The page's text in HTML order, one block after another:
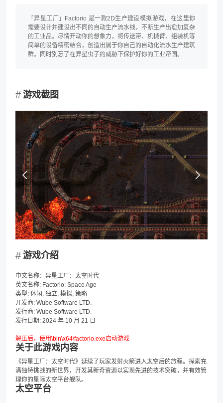
「异星工厂」Factorio 是一款2D生产建设模拟游戏，在这里你
需要设计并建设出不同的自动生产流水线，不断生产出愈加复杂
的工业品。尽情开动你的想象力，将传送带、机械臂、组装机等
简单的设备精密结合，创造出属于你自己的自动化流水生产建筑
群。同时别忘了在异星虫子的威胁下保护好你的工业帝国。
游戏截图
游戏介绍
中文名称：异星工厂：太空时代
英文名称: Factorio: Space Age
类型: 休闲, 独立, 模拟, 策略
开发商: Wube Software LTD.
发行商: Wube Software LTD.
发行日期: 2024 年 10 月 21 日
解压后，使用\bin\x64\factorio.exe启动游戏
关于此游戏内容
《异星工厂：太空时代》延续了玩家发射火箭进入太空后的旅程。探索充
满独特挑战的新世界，开发其新奇资源以实现先进的技术突破，并有效管
理你的星际太空平台舰队。
太空平台